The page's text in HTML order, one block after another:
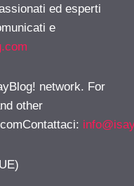
ed esperti
e
network. For
other
: